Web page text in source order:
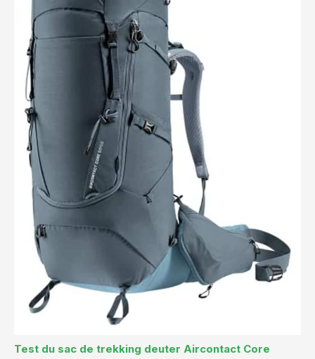
Test du sac de trekking deuter Aircontact Core